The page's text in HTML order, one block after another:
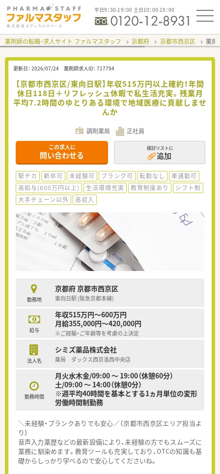
平日9：30-19：00 土日10：00-19：00
薬剤師の転職・求人サイト ファルマスタッフ 京都府 京都市西京区 薬局
更新日： 2026/07/24 薬剤師求人ID： 717794
【京都市西京区/東向日駅】年収515万円以上確約！年間
休日118日＋リフレッシュ休暇で私生活充実。残業月
平均7.2時間のゆとりある環境で地域医療に貢献しませ
んか
調剤薬局 正社員
この求人に
問い合わせる
検討リストに
追加
駅チカ 新卒可 未経験可 ブランク可 転勤なし
車通勤可
高給与(600万円以上)
生活環境充実 教育制度あり
シフト制
大手チェーン以外
高収入
勤務地
京都府 京都市西京区
東向日駅 (阪急京都本線)
給与
年収515万円～600万円
月給355,000円～420,000円
※ご経験・ご年齢等を考慮の上決定
法人名
シミズ薬品株式会社
薬局 ダックス西京洛西中央店
勤務時間
月火水木金/09:00 ～ 19:00（休憩60分）
土/09:00 ～ 14:00（休憩0分）
※週平均40時間を基本とする1ヵ月単位の変形
労働時間制勤務
＼未経験・ブランクありでも安心／（京都市西京区エリア担当よ
り）
音声入力薬歴などの最新設備により、未経験の方でもスムーズに
業務に馴染めます。教育ツールも充実しており、OTCの知識も基
礎からしっかり学べるので安心してくださいね。